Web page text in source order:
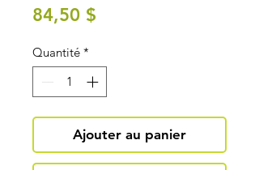
84,50 $
Quantité *
Ajouter au panier